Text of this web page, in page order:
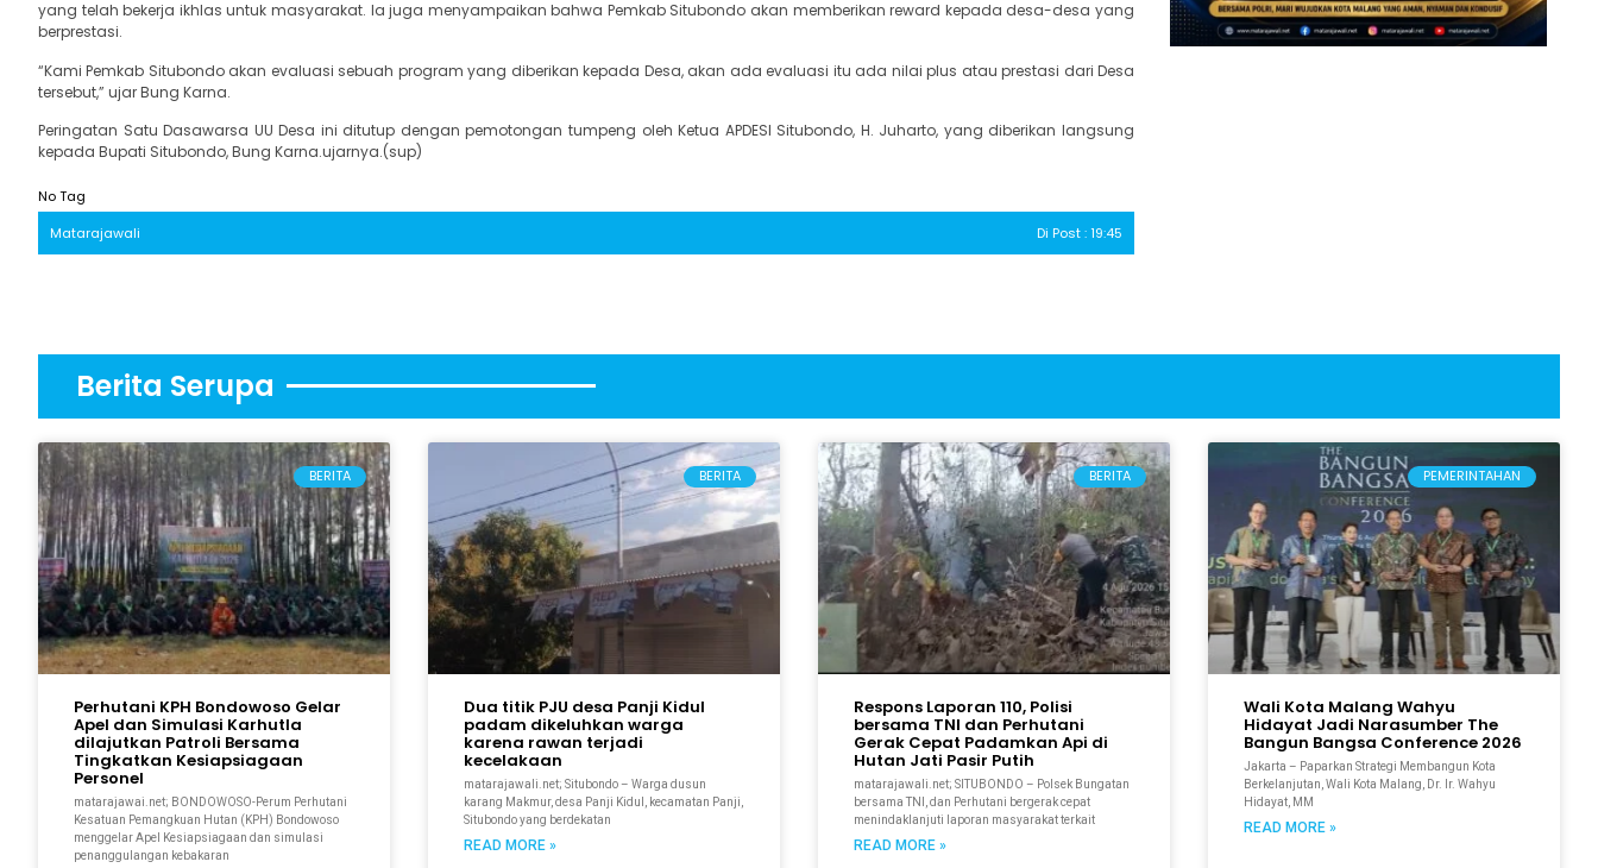
yang telah bekerja ikhlas untuk masyarakat. Ia juga menyampaikan bahwa Pemkab Situbondo akan memberikan reward kepada desa-desa yang
berprestasi.
“Kami Pemkab Situbondo akan evaluasi sebuah program yang diberikan kepada Desa, akan ada evaluasi itu ada nilai plus atau prestasi dari Desa
tersebut,” ujar Bung Karna.
Peringatan Satu Dasawarsa UU Desa ini ditutup dengan pemotongan tumpeng oleh Ketua APDESI Situbondo, H. Juharto, yang diberikan langsung
kepada Bupati Situbondo, Bung Karna.ujarnya.(sup)
No Tag
Matarajawali
Di Post : 19:45
Berita Serupa
BERITA
Perhutani KPH Bondowoso Gelar
Apel dan Simulasi Karhutla
dilajutkan Patroli Bersama
Tingkatkan Kesiapsiagaan
Personel
matarajawai.net; BONDOWOSO-Perum Perhutani
Kesatuan Pemangkuan Hutan (KPH) Bondowoso
menggelar Apel Kesiapsiagaan dan simulasi
penanggulangan kebakaran
BERITA
Dua titik PJU desa Panji Kidul
padam dikeluhkan warga
karena rawan terjadi
kecelakaan
matarajawali.net; Situbondo – Warga dusun
karang Makmur, desa Panji Kidul, kecamatan Panji,
Situbondo yang berdekatan
READ MORE »
BERITA
Respons Laporan 110, Polisi
bersama TNI dan Perhutani
Gerak Cepat Padamkan Api di
Hutan Jati Pasir Putih
matarajawali.net; SITUBONDO – Polsek Bungatan
bersama TNI, dan Perhutani bergerak cepat
menindaklanjuti laporan masyarakat terkait
READ MORE »
PEMERINTAHAN
Wali Kota Malang Wahyu
Hidayat Jadi Narasumber The
Bangun Bangsa Conference 2026
Jakarta – Paparkan Strategi Membangun Kota
Berkelanjutan, Wali Kota Malang, Dr. Ir. Wahyu
Hidayat, MM
READ MORE »